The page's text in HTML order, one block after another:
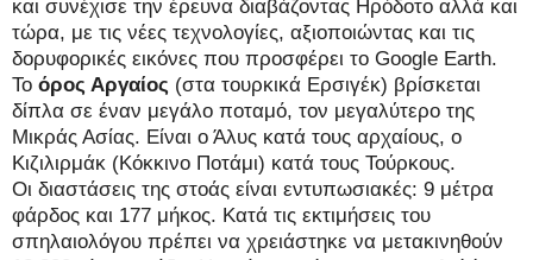
και συνέχισε την έρευνα διαβάζοντας Ηρόδοτο αλλά και
τώρα, με τις νέες τεχνολογίες, αξιοποιώντας και τις
δορυφορικές εικόνες που προσφέρει το Google Earth.
Το όρος Αργαίος (στα τουρκικά Ερσιγέκ) βρίσκεται
δίπλα σε έναν μεγάλο ποταμό, τον μεγαλύτερο της
Μικράς Ασίας. Είναι ο Άλυς κατά τους αρχαίους, ο
Κιζιλιρμάκ (Κόκκινο Ποτάμι) κατά τους Τούρκους.
Οι διαστάσεις της στοάς είναι εντυπωσιακές: 9 μέτρα
φάρδος και 177 μήκος. Κατά τις εκτιμήσεις του
σπηλαιολόγου πρέπει να χρειάστηκε να μετακινηθούν